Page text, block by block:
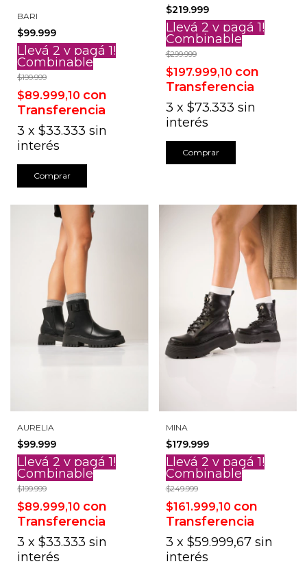
BARI
$99.999
Llevá 2 y pagá 1!
Combinable
$199.999
$89.999,10 con
Transferencia
3 x $33.333 sin
interés
Comprar
$219.999
Llevá 2 y pagá 1!
Combinable
$299.999
$197.999,10 con
Transferencia
3 x $73.333 sin
interés
Comprar
AURELIA
$99.999
Llevá 2 y pagá 1!
Combinable
$199.999
$89.999,10 con
Transferencia
3 x $33.333 sin
interés
MINA
$179.999
Llevá 2 y pagá 1!
Combinable
$249.999
$161.999,10 con
Transferencia
3 x $59.999,67 sin
interés